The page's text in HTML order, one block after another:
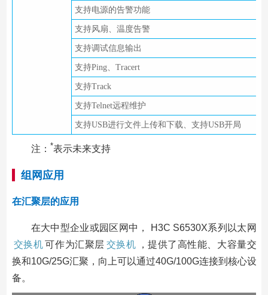
支持电源的告警功能
支持风扇、温度告警
支持调试信息输出
支持Ping、Tracert
支持Track
支持Telnet远程维护
支持USB进行文件上传和下载、支持USB开局
注： *表示未来支持
组网应用
在汇聚层的应用
在大中型企业或园区网中， H3C S6530X系列以太网
交换机 可作为汇聚层 交换机
，提供了高性能、大容量交
换和10G/25G汇聚，向上可以通过40G/100G连接到核心设
备。